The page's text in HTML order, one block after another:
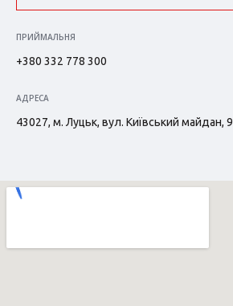
ПРИЙМАЛЬНЯ
+380 332 778 300
АДРЕСА
43027, м. Луцьк, вул. Київський майдан, 9